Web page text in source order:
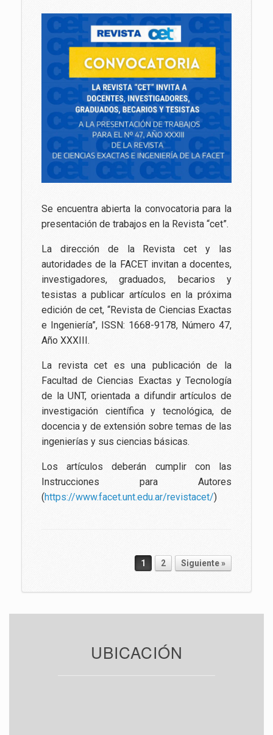
Se encuentra abierta la convocatoria para la
presentación de trabajos en la Revista “cet”.
La dirección de la Revista cet y las
autoridades de la FACET invitan a docentes,
investigadores, graduados, becarios y
tesistas a publicar artículos en la próxima
edición de cet, “Revista de Ciencias Exactas
e Ingeniería”, ISSN: 1668-9178, Número 47,
Año XXXIII.
La revista cet es una publicación de la
Facultad de Ciencias Exactas y Tecnología
de la UNT, orientada a difundir artículos de
investigación científica y tecnológica, de
docencia y de extensión sobre temas de las
ingenierías y sus ciencias básicas.
Los artículos deberán cumplir con las
Instrucciones para Autores
(https://www.facet.unt.edu.ar/revistacet/)
Navegador de artículos
1 2 Siguiente »
UBICACIÓN